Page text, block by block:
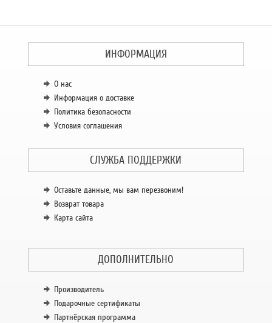
ИНФОРМАЦИЯ
О нас
Информация о доставке
Политика безопасности
Условия соглашения
СЛУЖБА ПОДДЕРЖКИ
Оставьте данные, мы вам перезвоним!
Возврат товара
Карта сайта
ДОПОЛНИТЕЛЬНО
Производитель
Подарочные сертификаты
Партнёрская программа